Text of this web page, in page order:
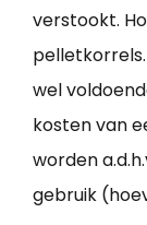
verstookt.
wel
kosten van
worden
gebruik